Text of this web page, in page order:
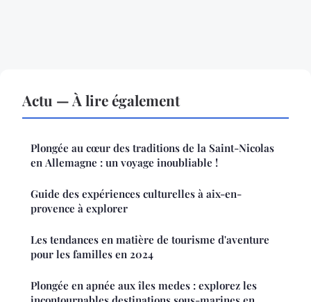
Actu — À lire également
Plongée au cœur des traditions de la Saint-Nicolas
en Allemagne : un voyage inoubliable !
Guide des expériences culturelles à aix-en-
provence à explorer
Les tendances en matière de tourisme d'aventure
pour les familles en 2024
Plongée en apnée aux îles medes : explorez les